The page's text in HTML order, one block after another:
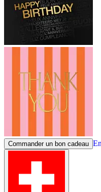
Commander un bon cadeau